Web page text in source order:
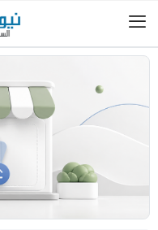
الرئيسية
جوالات أجهزة لوحية